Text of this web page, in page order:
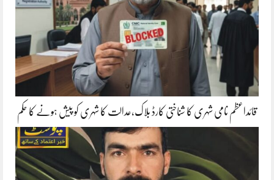
قائداعظم نامی شہری کا شناختی کارڈ بلاک،عدالت کا شہری کو پیش ہونے کا حکم